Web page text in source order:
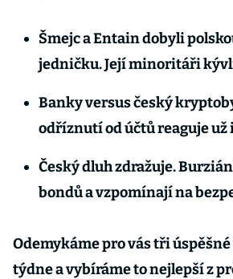
Šmejc a Entain dobyli
jedničku. Její minoritáři
Banky versus český
odříznutí od účtů reaguje už
Český dluh zdražuje.
bondů a vzpomínají na
Odemykáme pro vás tři
týdne a vybíráme to nejlepší z